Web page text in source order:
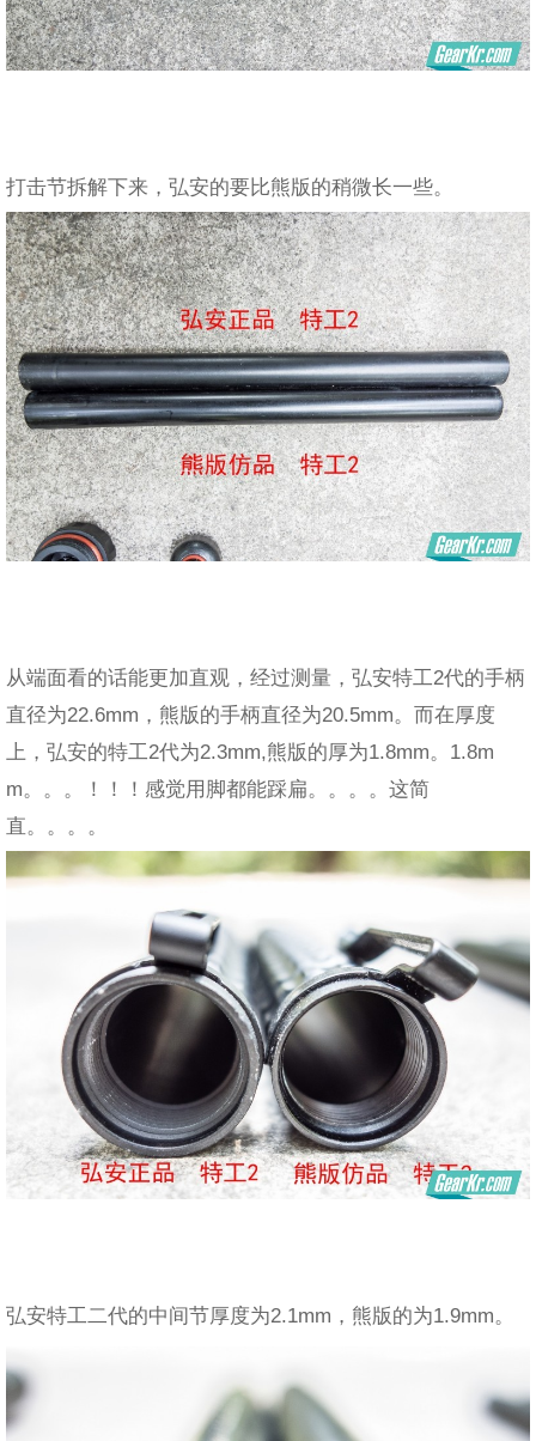
打击节拆解下来，弘安的要比熊版的稍微长一些。
从端面看的话能更加直观，经过测量，弘安特工2代的手柄
直径为22.6mm，熊版的手柄直径为20.5mm。而在厚度
上，弘安的特工2代为2.3mm,熊版的厚为1.8mm。1.8m
m。。。！！！感觉用脚都能踩扁。。。。这简
直。。。。
弘安特工二代的中间节厚度为2.1mm，熊版的为1.9mm。